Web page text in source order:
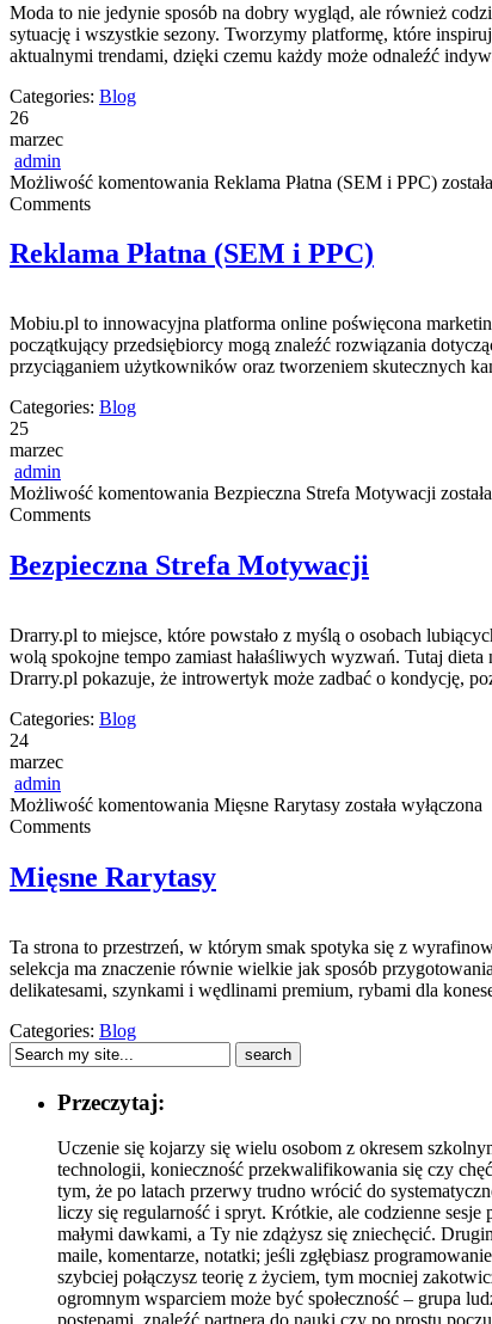
Moda to nie jedynie sposób na dobry wygląd, ale również
sytuację i wszystkie sezony. Tworzymy platformę, które
aktualnymi trendami, dzięki czemu każdy może odnaleźć
Categories: Blog
26
marzec
admin
Możliwość komentowania Reklama Płatna (SEM i PPC)
Comments
Reklama Płatna (SEM i PPC)
Mobiu.pl to innowacyjna platforma online poświęcona
początkujący przedsiębiorcy mogą znaleźć rozwiązania
przyciąganiem użytkowników oraz tworzeniem skutecznych
Categories: Blog
25
marzec
admin
Możliwość komentowania Bezpieczna Strefa Motywacji
Comments
Bezpieczna Strefa Motywacji
Drarry.pl to miejsce, które powstało z myślą o osobach
wolą spokojne tempo zamiast hałaśliwych wyzwań. Tutaj
Drarry.pl pokazuje, że introwertyk może zadbać o kondycję,
Categories: Blog
24
marzec
admin
Możliwość komentowania Mięsne Rarytasy została wyłączona
Comments
Mięsne Rarytasy
Ta strona to przestrzeń, w którym smak spotyka się z
selekcja ma znaczenie równie wielkie jak sposób
delikatesami, szynkami i wędlinami premium, rybami dla
Categories: Blog
Przeczytaj:
Uczenie się kojarzy się wielu osobom z okresem
technologii, konieczność przekwalifikowania się czy
tym, że po latach przerwy trudno wrócić do
liczy się regularność i spryt. Krótkie, ale codzienne
małymi dawkami, a Ty nie zdążysz się zniechęcić.
maile, komentarze, notatki; jeśli zgłębiasz
szybciej połączysz teorię z życiem, tym mocniej
ogromnym wsparciem może być społeczność – grupa